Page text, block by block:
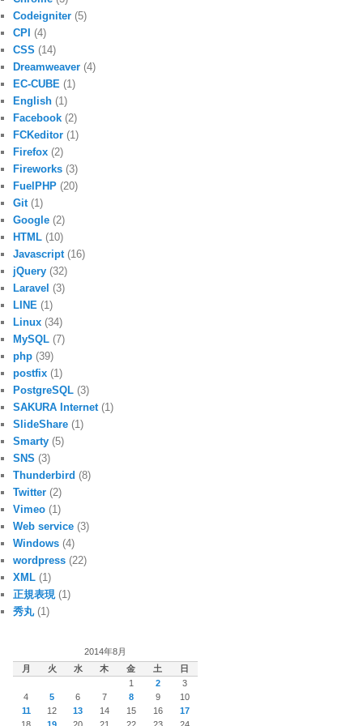
Codeigniter (5)
CPI (4)
CSS (14)
Dreamweaver (4)
EC-CUBE (1)
English (1)
Facebook (2)
FCKeditor (1)
Firefox (2)
Fireworks (3)
FuelPHP (20)
Git (1)
Google (2)
HTML (10)
Javascript (16)
jQuery (32)
Laravel (3)
LINE (1)
Linux (34)
MySQL (7)
php (39)
postfix (1)
PostgreSQL (3)
SAKURA Internet (1)
SlideShare (1)
Smarty (5)
SNS (3)
Thunderbird (8)
Twitter (2)
Vimeo (1)
Web service (3)
Windows (4)
wordpress (22)
XML (1)
正規表現 (1)
秀丸(1)
2014年8月
月
火 水 木 金 土 日
1 2
3
4
5 6 7 8 9
10
11
12 13 14 15 16
17